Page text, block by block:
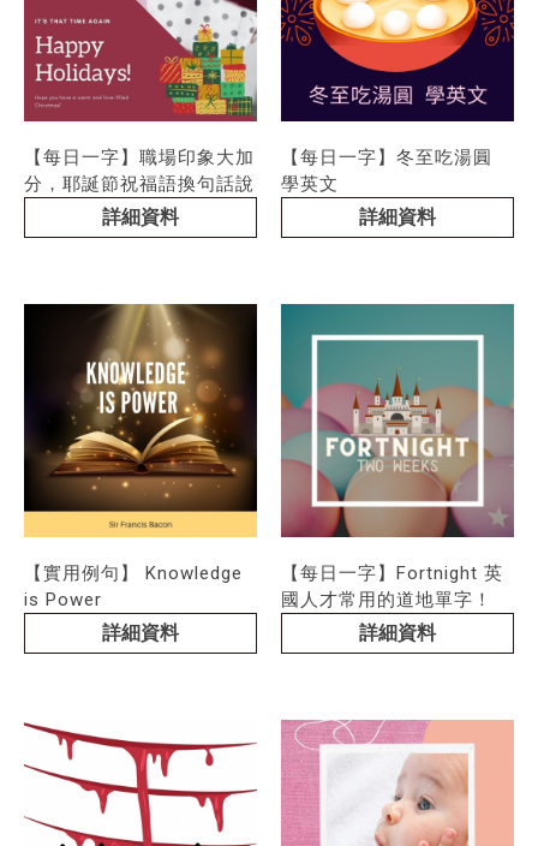
【每日一字】職場印象大加
分，耶誕節祝福語換句話說
詳細資料
【每日一字】冬至吃湯圓
學英文
詳細資料
【實用例句】 Knowledge
is Power
詳細資料
【每日一字】Fortnight 英
國人才常用的道地單字！
詳細資料